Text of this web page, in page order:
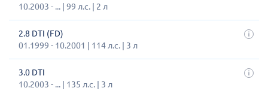
10.2003 - ... | 99 л.с. | 2 л
2.8 DTI (FD)
01.1999 - 10.2001 | 114 л.с. | 3 л
3.0 DTI
10.2003 - ... | 135 л.с. | 3 л